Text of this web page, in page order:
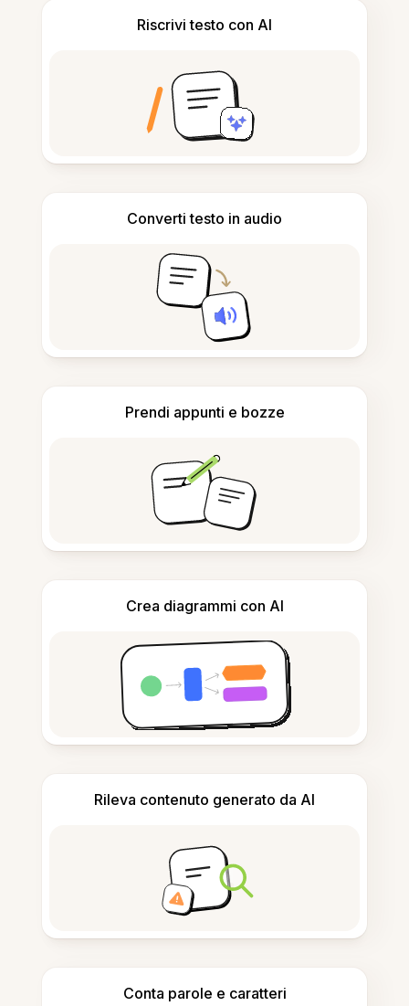
Riscrivi testo con AI
Converti testo in audio
Prendi appunti e bozze
Crea diagrammi con AI
Rileva contenuto generato da AI
Conta parole e caratteri